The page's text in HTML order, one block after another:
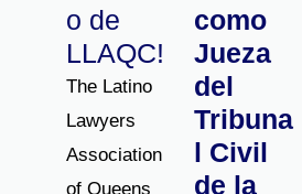
o de
LLAQC!
The Latino
Lawyers
Association
of Queens
como
Jueza
del
Tribuna
l Civil
de la